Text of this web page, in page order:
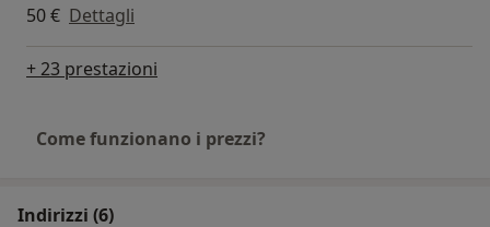
50 € Dettagli
+ 23 prestazioni
Come funzionano i prezzi?
Indirizzi (6)